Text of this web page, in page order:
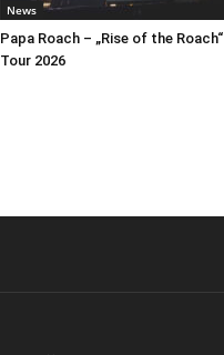
News
Papa Roach – „Rise of the Roach“
Tour 2026